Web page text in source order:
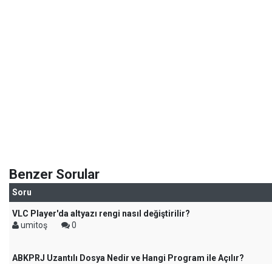
Benzer Sorular
Soru
VLC Player'da altyazı rengi nasıl değiştirilir?
umitoş
0
ABKPRJ Uzantılı Dosya Nedir ve Hangi Program ile Açılır?